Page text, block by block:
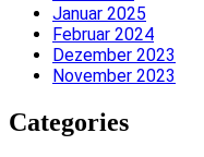
Januar 2025
Februar 2024
Dezember 2023
November 2023
Categories